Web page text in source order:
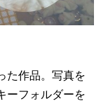
た作品。写真を
ーフォルダーを